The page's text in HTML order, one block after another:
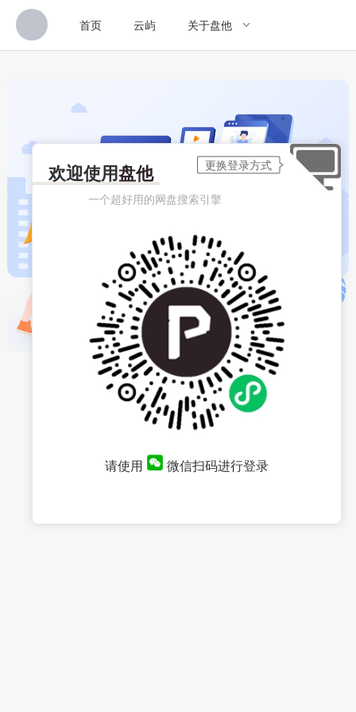
首页 云屿 关于盘他
欢迎使用盘他
一个超好用的网盘搜索引擎
请使用 微信扫码进行登录